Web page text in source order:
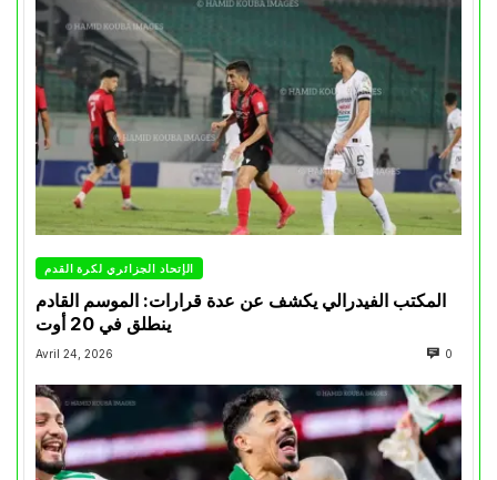
الإتحاد الجزائري لكرة القدم
المكتب الفيدرالي يكشف عن عدة قرارات: الموسم القادم
ينطلق في 20 أوت
Avril 24, 2026 0